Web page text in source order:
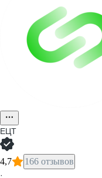
ЕЦТ
4,7 166 отзывов
·